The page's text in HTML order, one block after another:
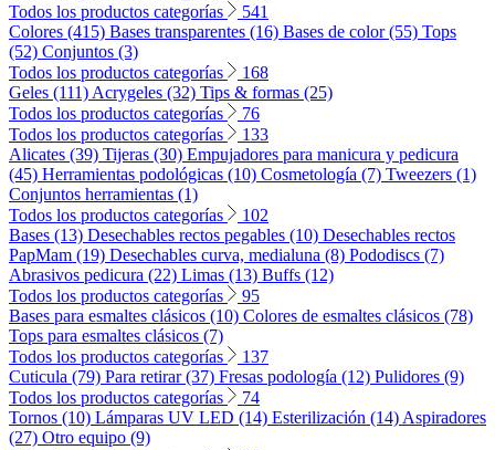
Todos los productos categorías
541
Colores (415) Bases transparentes (16) Bases de color (55) Tops
(52) Conjuntos (3)
Todos los productos categorías
168
Geles (111) Acrygeles (32) Tips & formas (25)
Todos los productos categorías
76
Todos los productos categorías
133
Alicates (39) Tijeras (30) Empujadores para manicura y pedicura
(45) Herramientas podológicas (10) Cosmetología (7) Tweezers (1)
Conjuntos herramientas (1)
Todos los productos categorías
102
Bases (13) Desechables rectos pegables (10) Desechables rectos
PapMam (19) Desechables curva, medialuna (8) Pododiscs (7)
Abrasivos pedicura (22) Limas (13) Buffs (12)
Todos los productos categorías
95
Bases para esmaltes clásicos (10) Colores de esmaltes clásicos (78)
Tops para esmaltes clásicos (7)
Todos los productos categorías
137
Cuticula (79) Para retirar (37) Fresas podología (12) Pulidores (9)
Todos los productos categorías
74
Tornos (10) Lámparas UV LED (14) Esterilización (14) Aspiradores
(27) Otro equipo (9)